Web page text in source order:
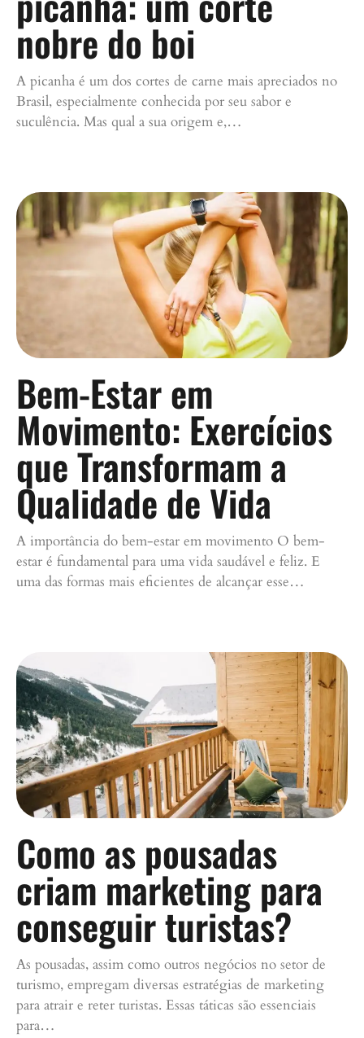
nobre do boi
A picanha é um dos cortes de carne mais apreciados no
Brasil, especialmente conhecida por seu sabor e
suculência. Mas qual a sua origem e,…
Bem-Estar em
Movimento: Exercícios
que Transformam a
Qualidade de Vida
A importância do bem-estar em movimento O bem-
estar é fundamental para uma vida saudável e feliz. E
uma das formas mais eficientes de alcançar esse…
Como as pousadas
criam marketing para
conseguir turistas?
As pousadas, assim como outros negócios no setor de
turismo, empregam diversas estratégias de marketing
para atrair e reter turistas. Essas táticas são essenciais
para…